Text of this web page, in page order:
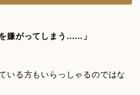
嫌がってしまう……」
いる方もいらっしゃるのではな